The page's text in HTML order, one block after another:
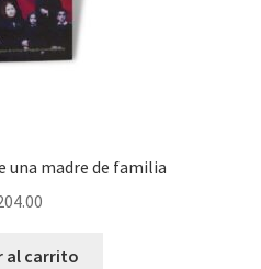
una madre de familia
al carrito